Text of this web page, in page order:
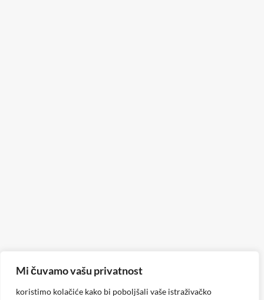
Mi čuvamo vašu privatnost
koristimo kolačiće kako bi poboljšali vaše istraživačko